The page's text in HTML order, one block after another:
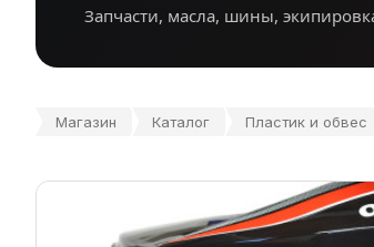
Запчасти, масла, шины,
Магазин Каталог Пластик и обвес